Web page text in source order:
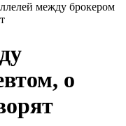
между брокером
о